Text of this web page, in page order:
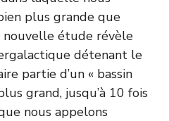
plus grande que
nouvelle étude révèle
détenant le
partie d’un « bassin
grand, jusqu’à 10 fois
nous appelons